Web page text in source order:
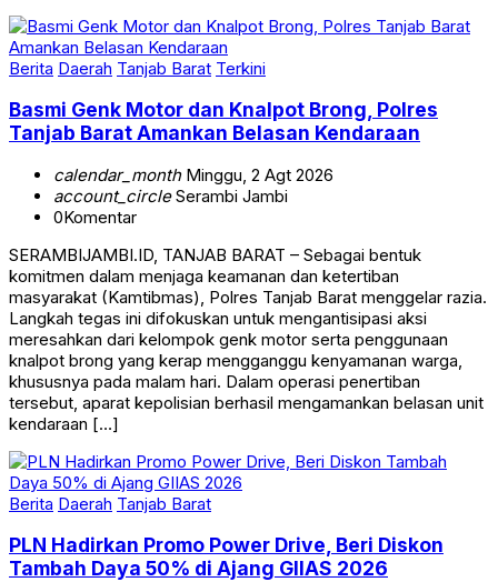
Berita Daerah Tanjab Barat Terkini
Basmi Genk Motor dan Knalpot Brong, Polres
Tanjab Barat Amankan Belasan Kendaraan
calendar_monthMinggu, 2 Agt 2026
account_circleSerambi Jambi
0Komentar
SERAMBIJAMBI.ID, TANJAB BARAT – Sebagai bentuk
komitmen dalam menjaga keamanan dan ketertiban
masyarakat (Kamtibmas), Polres Tanjab Barat menggelar razia.
Langkah tegas ini difokuskan untuk mengantisipasi aksi
meresahkan dari kelompok genk motor serta penggunaan
knalpot brong yang kerap mengganggu kenyamanan warga,
khususnya pada malam hari. Dalam operasi penertiban
tersebut, aparat kepolisian berhasil mengamankan belasan unit
kendaraan […]
Berita Daerah Tanjab Barat
PLN Hadirkan Promo Power Drive, Beri Diskon
Tambah Daya 50% di Ajang GIIAS 2026